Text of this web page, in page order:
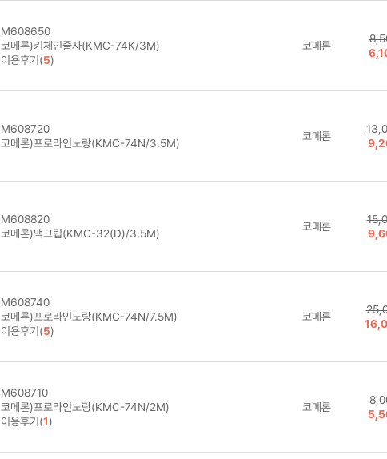
M608650
코메론)키체인줄자(KMC-74K/3M)
이용후기(5)
코메론
M608720
코메론)프로라인노랑(KMC-74N/3.5M)
코메론
M608820
코메론)맥그립(KMC-32(D)/3.5M)
코메론
M608740
코메론)프로라인노랑(KMC-74N/7.5M)
이용후기(5)
코메론
M608710
코메론)프로라인노랑(KMC-74N/2M)
이용후기(1)
코메론